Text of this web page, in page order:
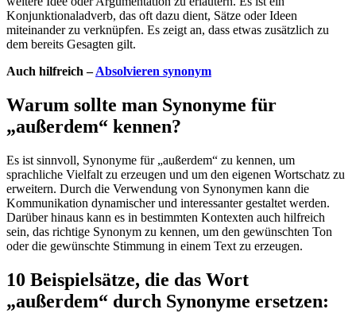
Konjunktionaladverb, das oft dazu dient, Sätze oder Ideen
miteinander zu verknüpfen. Es zeigt an, dass etwas zusätzlich zu
dem bereits Gesagten gilt.
Auch hilfreich –Absolvieren synonym
Warum sollte man Synonyme für
„außerdem“ kennen?
Es ist sinnvoll, Synonyme für „außerdem“ zu kennen, um
sprachliche Vielfalt zu erzeugen und um den eigenen Wortschatz zu
erweitern. Durch die Verwendung von Synonymen kann die
Kommunikation dynamischer und interessanter gestaltet werden.
Darüber hinaus kann es in bestimmten Kontexten auch hilfreich
sein, das richtige Synonym zu kennen, um den gewünschten Ton
oder die gewünschte Stimmung in einem Text zu erzeugen.
10 Beispielsätze, die das Wort
„außerdem“ durch Synonyme ersetzen: